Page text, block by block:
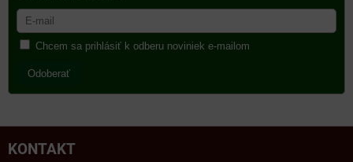
Chcem sa prihlásiť k odberu noviniek e-mailom
Odoberať
KONTAKT